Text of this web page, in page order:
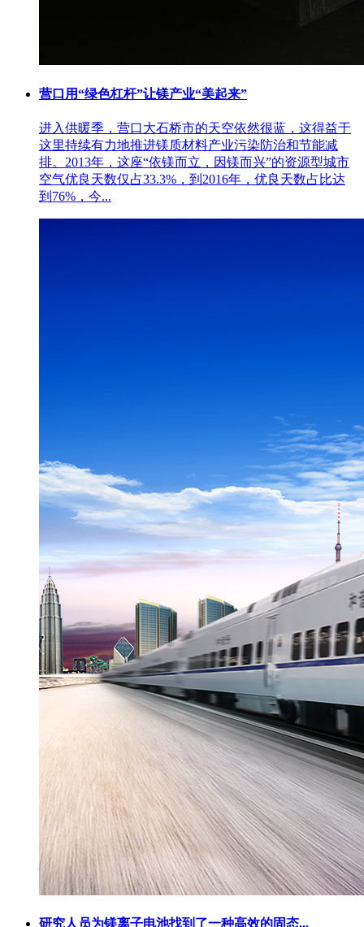
营口用“绿色杠杆”让镁产业“美起来”
进入供暖季，营口大石桥市的天空依然很蓝，这得益于
这里持续有力地推进镁质材料产业污染防治和节能减
排。2013年，这座“依镁而立，因镁而兴”的资源型城市
空气优良天数仅占33.3%，到2016年，优良天数占比达
到76%，今...
研究人员为镁离子电池找到了一种高效的固态...